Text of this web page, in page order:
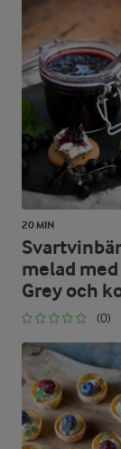
20 MIN
melad
Grey och
(0)